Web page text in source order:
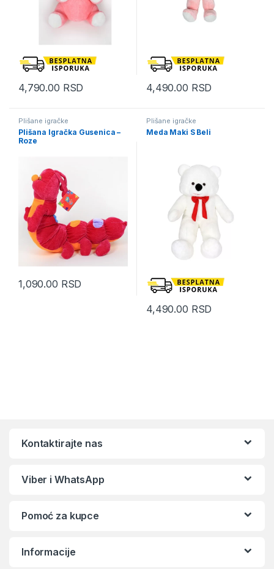
4,790.00 RSD 4,490.00 RSD
Plišane igračke
Plišana Igračka Gusenica –
Roze
1,090.00 RSD
Plišane igračke
Meda Maki S Beli
4,490.00 RSD
Kontaktirajte nas
Viber i WhatsApp
Pomoć za kupce
Informacije